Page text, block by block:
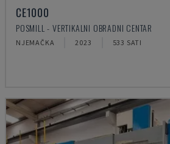
CE1000
POSMILL - VERTIKALNI OBRADNI CENTAR
NJEMAČKA 2023 533 SATI